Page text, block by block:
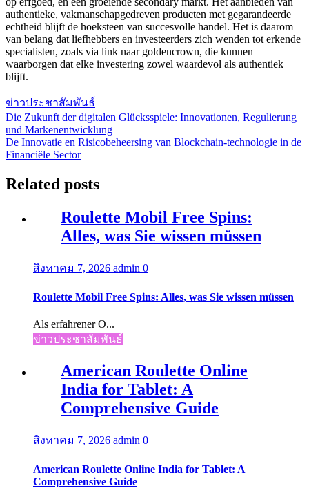
authentieke, vakmanschapgedreven producten met gegarandeerde
echtheid blijft de hoeksteen van succesvolle handel. Het is daarom
van belang dat liefhebbers en investeerders zich wenden tot erkende
specialisten, zoals via link naar goldencrown, die kunnen
waarborgen dat elke investering zowel waardevol als authentiek
blijft.
ข่าวประชาสัมพันธ์
แนะแนว
เรื่อง
Die Zukunft der digitalen Glücksspiele: Innovationen, Regulierung
und Markenentwicklung
De Innovatie en Risicobeheersing van Blockchain-technologie in de
Financiële Sector
Related posts
Roulette Mobil Free Spins:
Alles, was Sie wissen müssen
สิงหาคม 7, 2026 admin 0
Roulette Mobil Free Spins: Alles, was Sie wissen müssen
Als erfahrener O...
ข่าวประชาสัมพันธ์
American Roulette Online
India for Tablet: A
Comprehensive Guide
สิงหาคม 7, 2026 admin 0
American Roulette Online India for Tablet: A
Comprehensive Guide